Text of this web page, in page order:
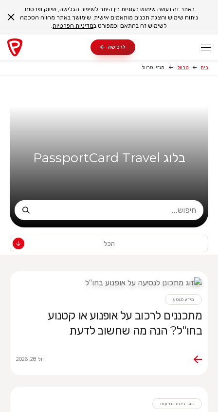
באתר זה נעשה שימוש בעוגיות בין היתר לשיפור הגלישה, שיווק ופרסום,
ניתוח שימוש והצגת תכנים מותאמים אישית. שימושך באתר מהווה הסכמה
לשימוש זה בהתאם וכמפורט במדיניות הפרטיות.
לרכישה
בית טרוול מגזין טרוול
בלוג PassportCard Travel
הכל
מידע לנוסע
מתכננים לרכוב על אופנוע או קטנוע
בחו"ל? הנה מה שחשוב לדעת
יול 28, 2026
סוגי ביטוח נסיעות